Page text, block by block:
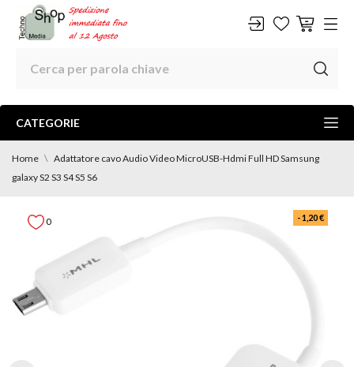
CATEGORIE
Home
Adattatore cavo Audio Video MicroUSB-Hdmi Full HD Samsung
galaxy S2 S3 S4 S5 S6
- 1,20 €
0